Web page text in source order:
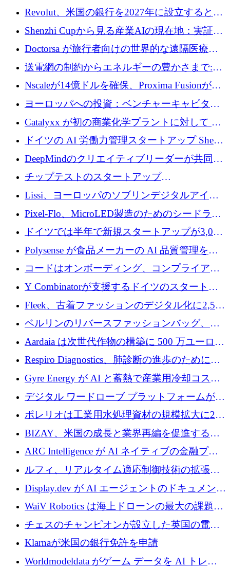
ユーロを超える 70 以上のテクノロジー資金調
Revolut、米国の銀行を2027年に設立すると米
国の社長が語る
Shenzhi Cupから見る産業AIの現在地：実証と
産業実装への道筋
Doctorsa が旅行者向けの世界的な遠隔医療プ
ラットフォームを拡大するために 100 万ユー
ロを調達
送電網の制約からエネルギーの豊かさまで:
Envision の Gobi X がヨーロッパの AI の未来
Nscaleが14億ドルを確保、Proxima Fusionが4
億1,100万ユーロを獲得、Invest EuropeはVCの
ヨーロッパへの投資：ベンチャーキャピタル
が過去2番目に高い水準に到達
Catalyxx が初の商業化学プラントに対して EU
から 2,000 万ユーロ以上の支援を獲得
ドイツの AI 労働力管理スタートアップ Sherpa
がプレシードで 220 万ドルを調達
DeepMindのクリエイティブリーダーが共同設
立したAIライティングのスタートアップが
1,300万ドルのシード投資を調達
チップテストのスタートアップ
QuantumDiamondsが株式資金で1,500万ユーロ
を調達
Lissi、ヨーロッパのソブリンデジタルアイデ
ンティティの未来を推進するために350万ユー
ロを調達
Pixel-Flo、MicroLED製造のためのシードラウ
ンドで525万ポンドを獲得
ドイツでは半年で新規スタートアップが3,000
社という記録を目の当たりにし、涙を流すハ
ンブルク
Polysense が食品メーカーの AI 品質管理を拡
張するために 1,070 万ドルを調達
コードはオンボーディング、コンプライアン
ス、支払いを統合するために 640 万ポンドを
Y Combinatorが支援するドイツのスタートア
ップFintoが340万ドルを調達、シリコンバレ
ーではなくミュンヘンを選んだと語る
Fleek、古着ファッションのデジタル化に2,500
万ドルを確保
ベルリンのリバースファッションバッグ、繊
維仕分け規模拡大に7桁の資金調達
Aardaia は次世代作物の構築に 500 万ユーロを
寄付
Respiro Diagnostics、肺診断の進歩のために
100 万ポンドを確保
Gyre Energy が AI と蓄熱で産業用冷却コスト
を削減するために 130 万ドルを調達
デジタル ワードローブ プラットフォームが
1,000 万人のユーザーに到達し、Whering が
700 万ドルを獲得
ポレリオは工業用水処理資材の規模拡大に240
万ユーロを確保
BIZAY、米国の成長と業界再編を促進するた
めに5,500万ドルを確保
ARC Intelligence が AI ネイティブの金融プラ
ットフォームを拡大するために 400 万ユーロ
ルフィ、リアルタイム適応制御技術の拡張に
810万ポンドを確保
Display.dev が AI エージェントのドキュメント
コラボレーションを強化するために 47 万ユー
WaiV Robotics は海上ドローンの最大の課題の
1 つをどのように解決しているか
チェスのチャンピオンが設立した英国の電池
材料スタートアップ TaiSan が 465 万ポンドを
Klarnaが米国の銀行免許を申請
Worldmodeldata がゲーム データを AI トレー